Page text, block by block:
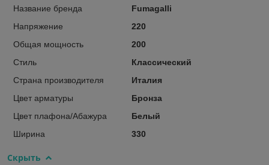
Название бренда
Fumagalli
Напряжение
220
Общая мощность
200
Стиль
Классический
Страна производителя
Италия
Цвет арматуры
Бронза
Цвет плафона/Абажура
Белый
Ширина
330
Скрыть